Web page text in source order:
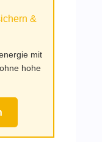
&
mit
hohe